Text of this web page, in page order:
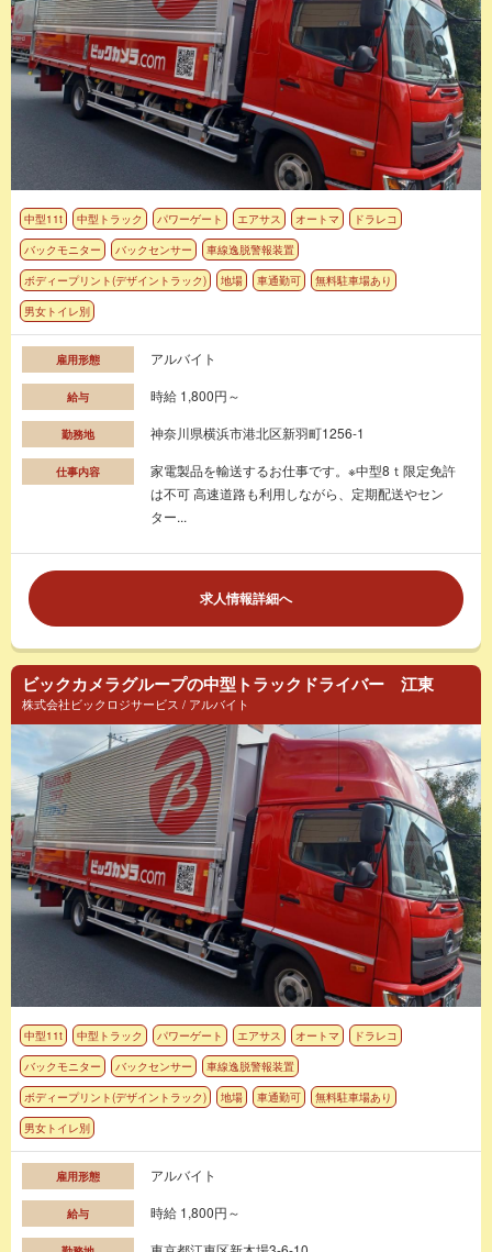
中型11t 中型トラック パワーゲート エアサス オートマ
ドラレコ
バックモニター
バックセンサー
車線逸脱警報装置
ボディープリント(デザイントラック)
地場 車通勤可
無料駐車場あり
男女トイレ別
雇用形態 アルバイト
給与 時給 1,800円～
勤務地 神奈川県横浜市港北区新羽町1256-1
仕事内容
家電製品を輸送するお仕事です。※中型8ｔ限定免許
は不可 高速道路も利用しながら、定期配送やセン
ター...
求人情報詳細へ
ビックカメラグループの中型トラックドライバー 江東
株式会社ビックロジサービス / アルバイト
中型11t 中型トラック パワーゲート エアサス オートマ
ドラレコ
バックモニター
バックセンサー
車線逸脱警報装置
ボディープリント(デザイントラック)
地場 車通勤可
無料駐車場あり
男女トイレ別
雇用形態 アルバイト
給与 時給 1,800円～